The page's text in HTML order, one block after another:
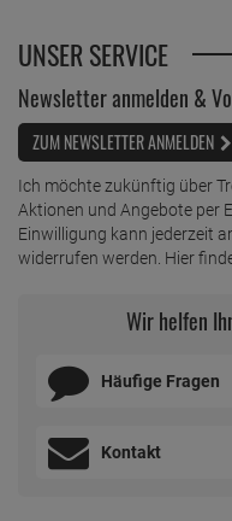
UNSER SERVICE
Newsletter anmelden &
ZUM NEWSLETTER ANMELDEN
Ich möchte zukünftig über
Aktionen und Angebote per
Einwilligung kann jederzeit
widerrufen werden. Hier
Wir helfen
Häufige Fragen
Kontakt